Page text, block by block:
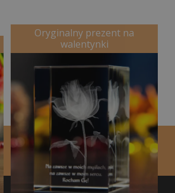
Oryginalny prezent na
walentynki